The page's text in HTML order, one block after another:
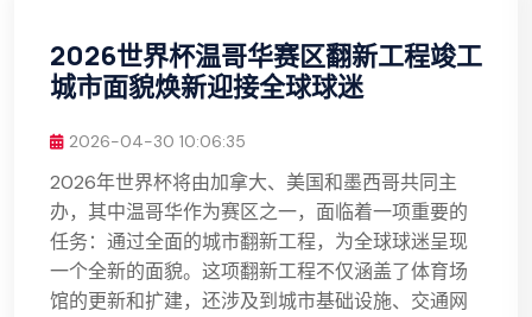
2026世界杯温哥华赛区翻新工程竣工
城市面貌焕新迎接全球球迷
2026-04-30 10:06:35
2026年世界杯将由加拿大、美国和墨西哥共同主
办，其中温哥华作为赛区之一，面临着一项重要的
任务：通过全面的城市翻新工程，为全球球迷呈现
一个全新的面貌。这项翻新工程不仅涵盖了体育场
馆的更新和扩建，还涉及到城市基础设施、交通网